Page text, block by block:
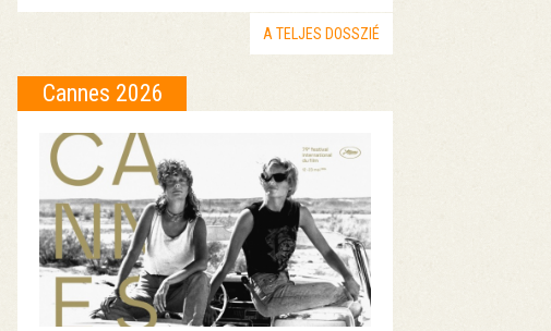
A TELJES DOSSZIÉ
Cannes 2026